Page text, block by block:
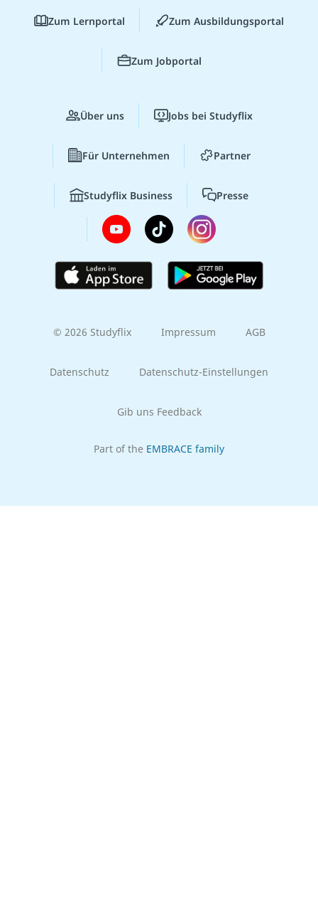
Zum Lernportal Zum Ausbildungsportal
Zum Jobportal
Über uns Jobs bei Studyflix
Für Unternehmen Partner
Studyflix Business Presse
© 2026 Studyflix Impressum AGB
Datenschutz Datenschutz-Einstellungen
Gib uns Feedback
Part of the EMBRACE family